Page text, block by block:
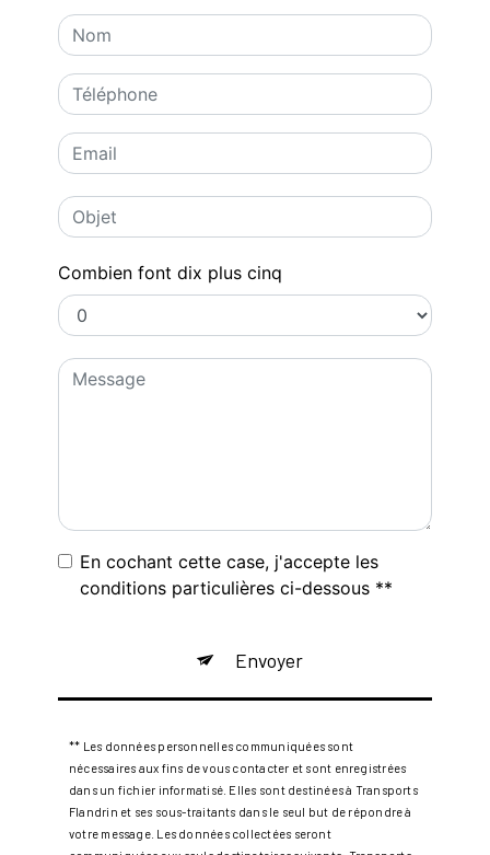
Combien font dix plus cinq
En cochant cette case, j'accepte les
conditions particulières ci-dessous **
Envoyer
** Les données personnelles communiquées sont
nécessaires aux fins de vous contacter et sont enregistrées
dans un fichier informatisé. Elles sont destinées à Transports
Flandrin et ses sous-traitants dans le seul but de répondre à
votre message. Les données collectées seront